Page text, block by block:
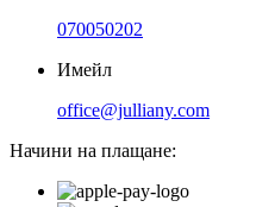
070050202
Имейл
office@julliany.com
Начини на плащане: